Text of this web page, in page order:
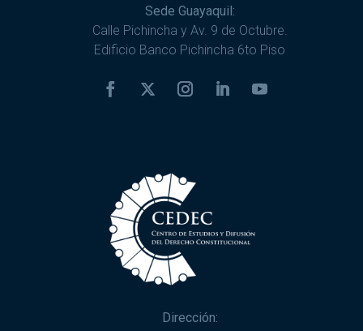
Sede Guayaquil:
Calle Pichincha y Av. 9 de Octubre.
Edificio Banco Pichincha 6to Piso
Dirección: